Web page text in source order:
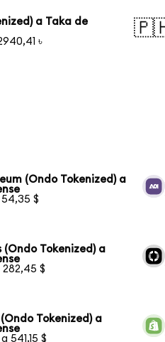
a Taka de
৳
(Ondo Tokenized) a
54,35 $
(Ondo Tokenized) a
282,45 $
Tokenized) a
541,15 $